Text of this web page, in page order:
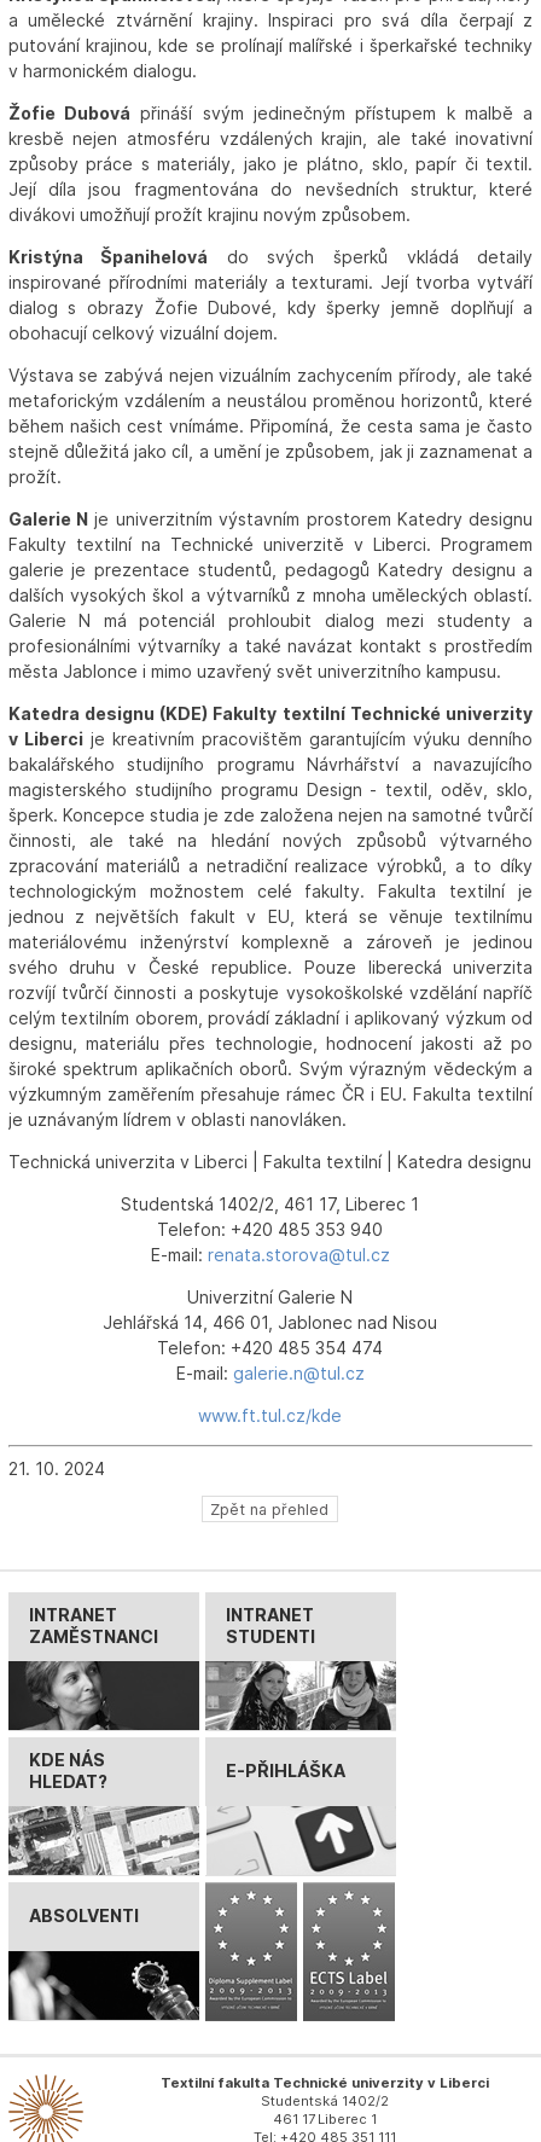
a umělecké ztvárnění krajiny. Inspiraci pro svá díla čerpají z
putování krajinou, kde se prolínají malířské i šperkařské techniky
v harmonickém dialogu.
Žofie Dubová přináší svým jedinečným přístupem k malbě a
kresbě nejen atmosféru vzdálených krajin, ale také inovativní
způsoby práce s materiály, jako je plátno, sklo, papír či textil.
Její díla jsou fragmentována do nevšedních struktur, které
divákovi umožňují prožít krajinu novým způsobem.
Kristýna Španihelová do svých šperků vkládá detaily
inspirované přírodními materiály a texturami. Její tvorba vytváří
dialog s obrazy Žofie Dubové, kdy šperky jemně doplňují a
obohacují celkový vizuální dojem.
Výstava se zabývá nejen vizuálním zachycením přírody, ale také
metaforickým vzdálením a neustálou proměnou horizontů, které
během našich cest vnímáme. Připomíná, že cesta sama je často
stejně důležitá jako cíl, a umění je způsobem, jak ji zaznamenat a
prožít.
Galerie N je univerzitním výstavním prostorem Katedry designu
Fakulty textilní na Technické univerzitě v Liberci. Programem
galerie je prezentace studentů, pedagogů Katedry designu a
dalších vysokých škol a výtvarníků z mnoha uměleckých oblastí.
Galerie N má potenciál prohloubit dialog mezi studenty a
profesionálními výtvarníky a také navázat kontakt s prostředím
města Jablonce i mimo uzavřený svět univerzitního kampusu.
Katedra designu (KDE) Fakulty textilní Technické univerzity
v Libercije kreativním pracovištěm garantujícím výuku denního
bakalářského studijního programu Návrhářství a navazujícího
magisterského studijního programu Design - textil, oděv, sklo,
šperk. Koncepce studia je zde založena nejen na samotné tvůrčí
činnosti, ale také na hledání nových způsobů výtvarného
zpracování materiálů a netradiční realizace výrobků, a to díky
technologickým možnostem celé fakulty. Fakulta textilní je
jednou z největších fakult v EU, která se věnuje textilnímu
materiálovému inženýrství komplexně a zároveň je jedinou
svého druhu v České republice. Pouze liberecká univerzita
rozvíjí tvůrčí činnosti a poskytuje vysokoškolské vzdělání napříč
celým textilním oborem, provádí základní i aplikovaný výzkum od
designu, materiálu přes technologie, hodnocení jakosti až po
široké spektrum aplikačních oborů. Svým výrazným vědeckým a
výzkumným zaměřením přesahuje rámec ČR i EU. Fakulta textilní
je uznávaným lídrem v oblasti nanovláken.
Technická univerzita v Liberci | Fakulta textilní | Katedra designu
Studentská 1402/2, 461 17, Liberec 1
Telefon: +420 485 353 940
E-mail: renata.storova@tul.cz
Univerzitní Galerie N
Jehlářská 14, 466 01, Jablonec nad Nisou
Telefon: +420 485 354 474
E-mail: galerie.n@tul.cz
www.ft.tul.cz/kde
21. 10. 2024
Zpět na přehled
INTRANET
ZAMĚSTNANCI
INTRANET
STUDENTI
KDE NÁS
HLEDAT?
E-PŘIHLÁŠKA
ABSOLVENTI
Textilní fakulta Technické univerzity v Liberci
Studentská 1402/2
461 17 Liberec 1
Tel: +420 485 351 111